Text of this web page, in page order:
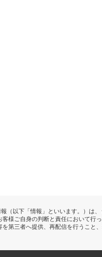
（以下「情報」といいます。）は
様ご自身の判断と責任において
第三者へ提供、再配信を行うこ